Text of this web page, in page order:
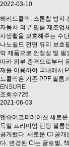
2022-03-10
헤리드콜막, 스톤칩 방지
자동차 외부 필름 제조업
사생활을 보호해주는 수
나노쉴드 전면 유리 보호
막 제품으로 안정성 및
따라 외부 충격으로부터
재를 이용하여 국내에서
드콜막은 기존 PPF 필름
ENSURE
조회수726
2021-06-03
엔슈어코퍼레이션 새로
독일 프리미엄 틴팅 필름
공개했다. 새로운 CI 공
다. 변경된 CI는 글로벌,